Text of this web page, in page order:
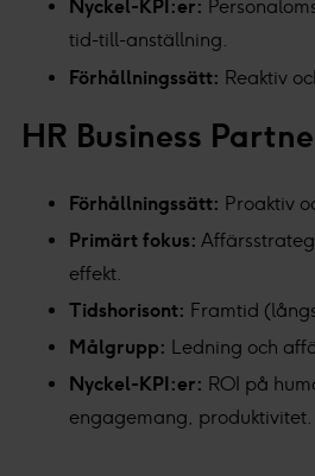
Nyckel-KPI:er:
tid-till-anställning.
Förhållningssätt: Reaktiv
HR Business
Förhållningssätt: Proaktiv
Primärt fokus:
effekt.
Tidshorisont: Framtid
Målgrupp: Ledning och
Nyckel-KPI:er: ROI på
engagemang, produktivitet.